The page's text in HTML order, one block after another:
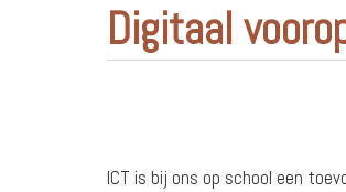
Digitaal
ICT is bij ons op school een